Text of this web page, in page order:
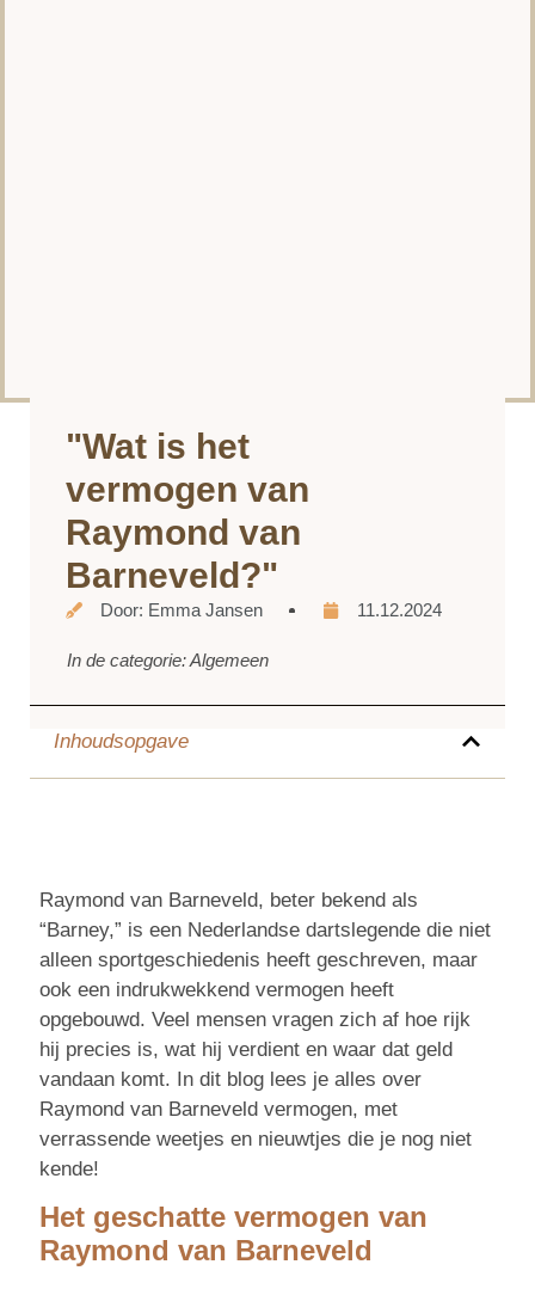
"Wat is het
vermogen van
Raymond van
Barneveld?"
Door: Emma Jansen 11.12.2024
In de categorie:Algemeen
Inhoudsopgave
Raymond van Barneveld, beter bekend als
“Barney,” is een Nederlandse dartslegende die niet
alleen sportgeschiedenis heeft geschreven, maar
ook een indrukwekkend vermogen heeft
opgebouwd. Veel mensen vragen zich af hoe rijk
hij precies is, wat hij verdient en waar dat geld
vandaan komt. In dit blog lees je alles over
Raymond van Barneveld vermogen, met
verrassende weetjes en nieuwtjes die je nog niet
kende!
Het geschatte vermogen van
Raymond van Barneveld